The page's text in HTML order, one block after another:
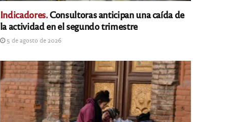
Indicadores.Consultoras anticipan una caída de
la actividad en el segundo trimestre
5 de agosto de 2026